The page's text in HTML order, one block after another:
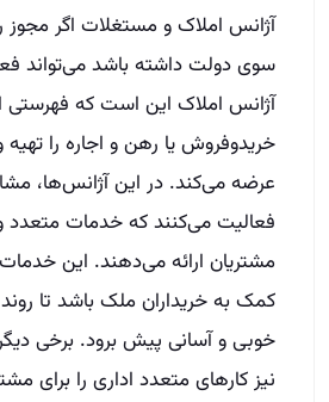
آژانس املاک و مستغلات اگر مجوز
سوی دولت داشته باشد می‌تواند
آژانس املاک این است که فهرستی
خریدوفروش یا رهن و اجاره را تهیه
عرضه می‌کند. در این آژانس‌ها،
فعالیت می‌کنند که خدمات متعدد و
مشتریان ارائه می‌دهند. این
کمک به خریداران ملک باشد تا
خوبی و آسانی پیش برود. برخی
نیز کارهای متعدد اداری را برای